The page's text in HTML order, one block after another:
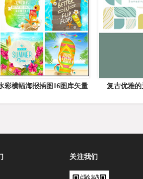
彩横幅海报插图16图库矢量
复古优雅
关注我们